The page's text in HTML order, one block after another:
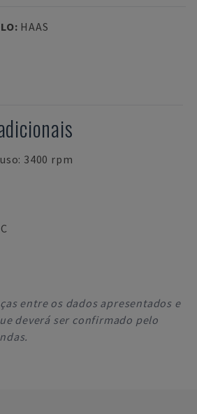
: HAAS
3400 rpm
entre os dados apresentados e
deverá ser confirmado pelo